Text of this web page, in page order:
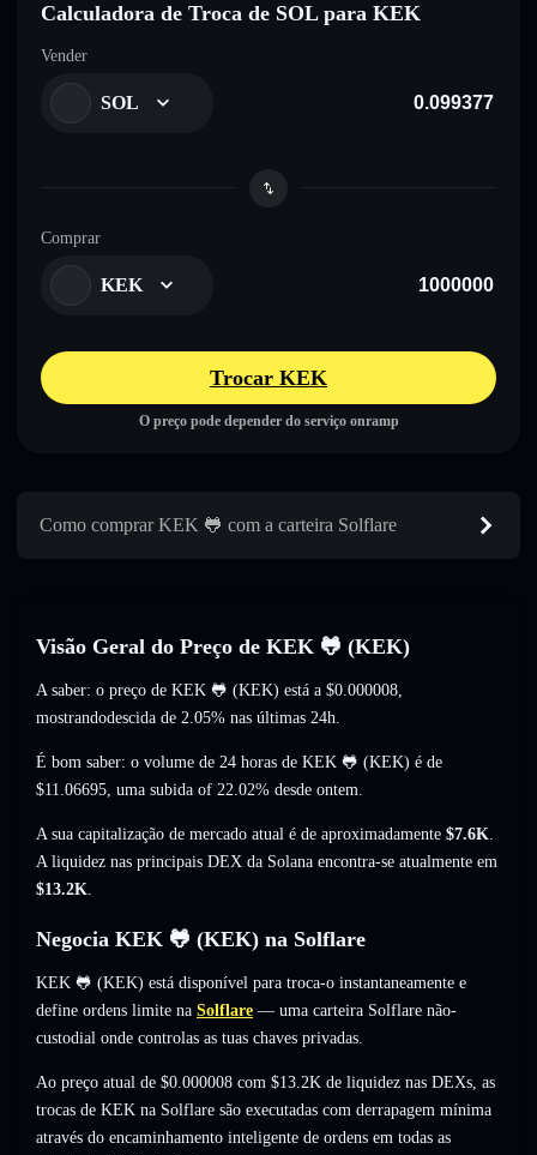
Calculadora de Troca de SOL para KEK
Vender
SOL
Comprar
KEK
Trocar KEK
O preço pode depender do serviço onramp
Como comprar KEK 🐸 com a carteira Solflare
Visão Geral do Preço de KEK 🐸 (KEK)
A saber: o preço de KEK 🐸 (KEK) está a $0.000008,
mostrandodescida de 2.05% nas últimas 24h.
É bom saber: o volume de 24 horas de KEK 🐸 (KEK) é de
$11.06695, uma subida of 22.02% desde ontem.
A sua capitalização de mercado atual é de aproximadamente $7.6K.
A liquidez nas principais DEX da Solana encontra-se atualmente em
$13.2K.
Negocia KEK 🐸 (KEK) na Solflare
KEK 🐸 (KEK) está disponível para troca-o instantaneamente e
define ordens limite na Solflare — uma carteira Solflare não-
custodial onde controlas as tuas chaves privadas.
Ao preço atual de $0.000008 com $13.2K de liquidez nas DEXs, as
trocas de KEK na Solflare são executadas com derrapagem mínima
através do encaminhamento inteligente de ordens em todas as